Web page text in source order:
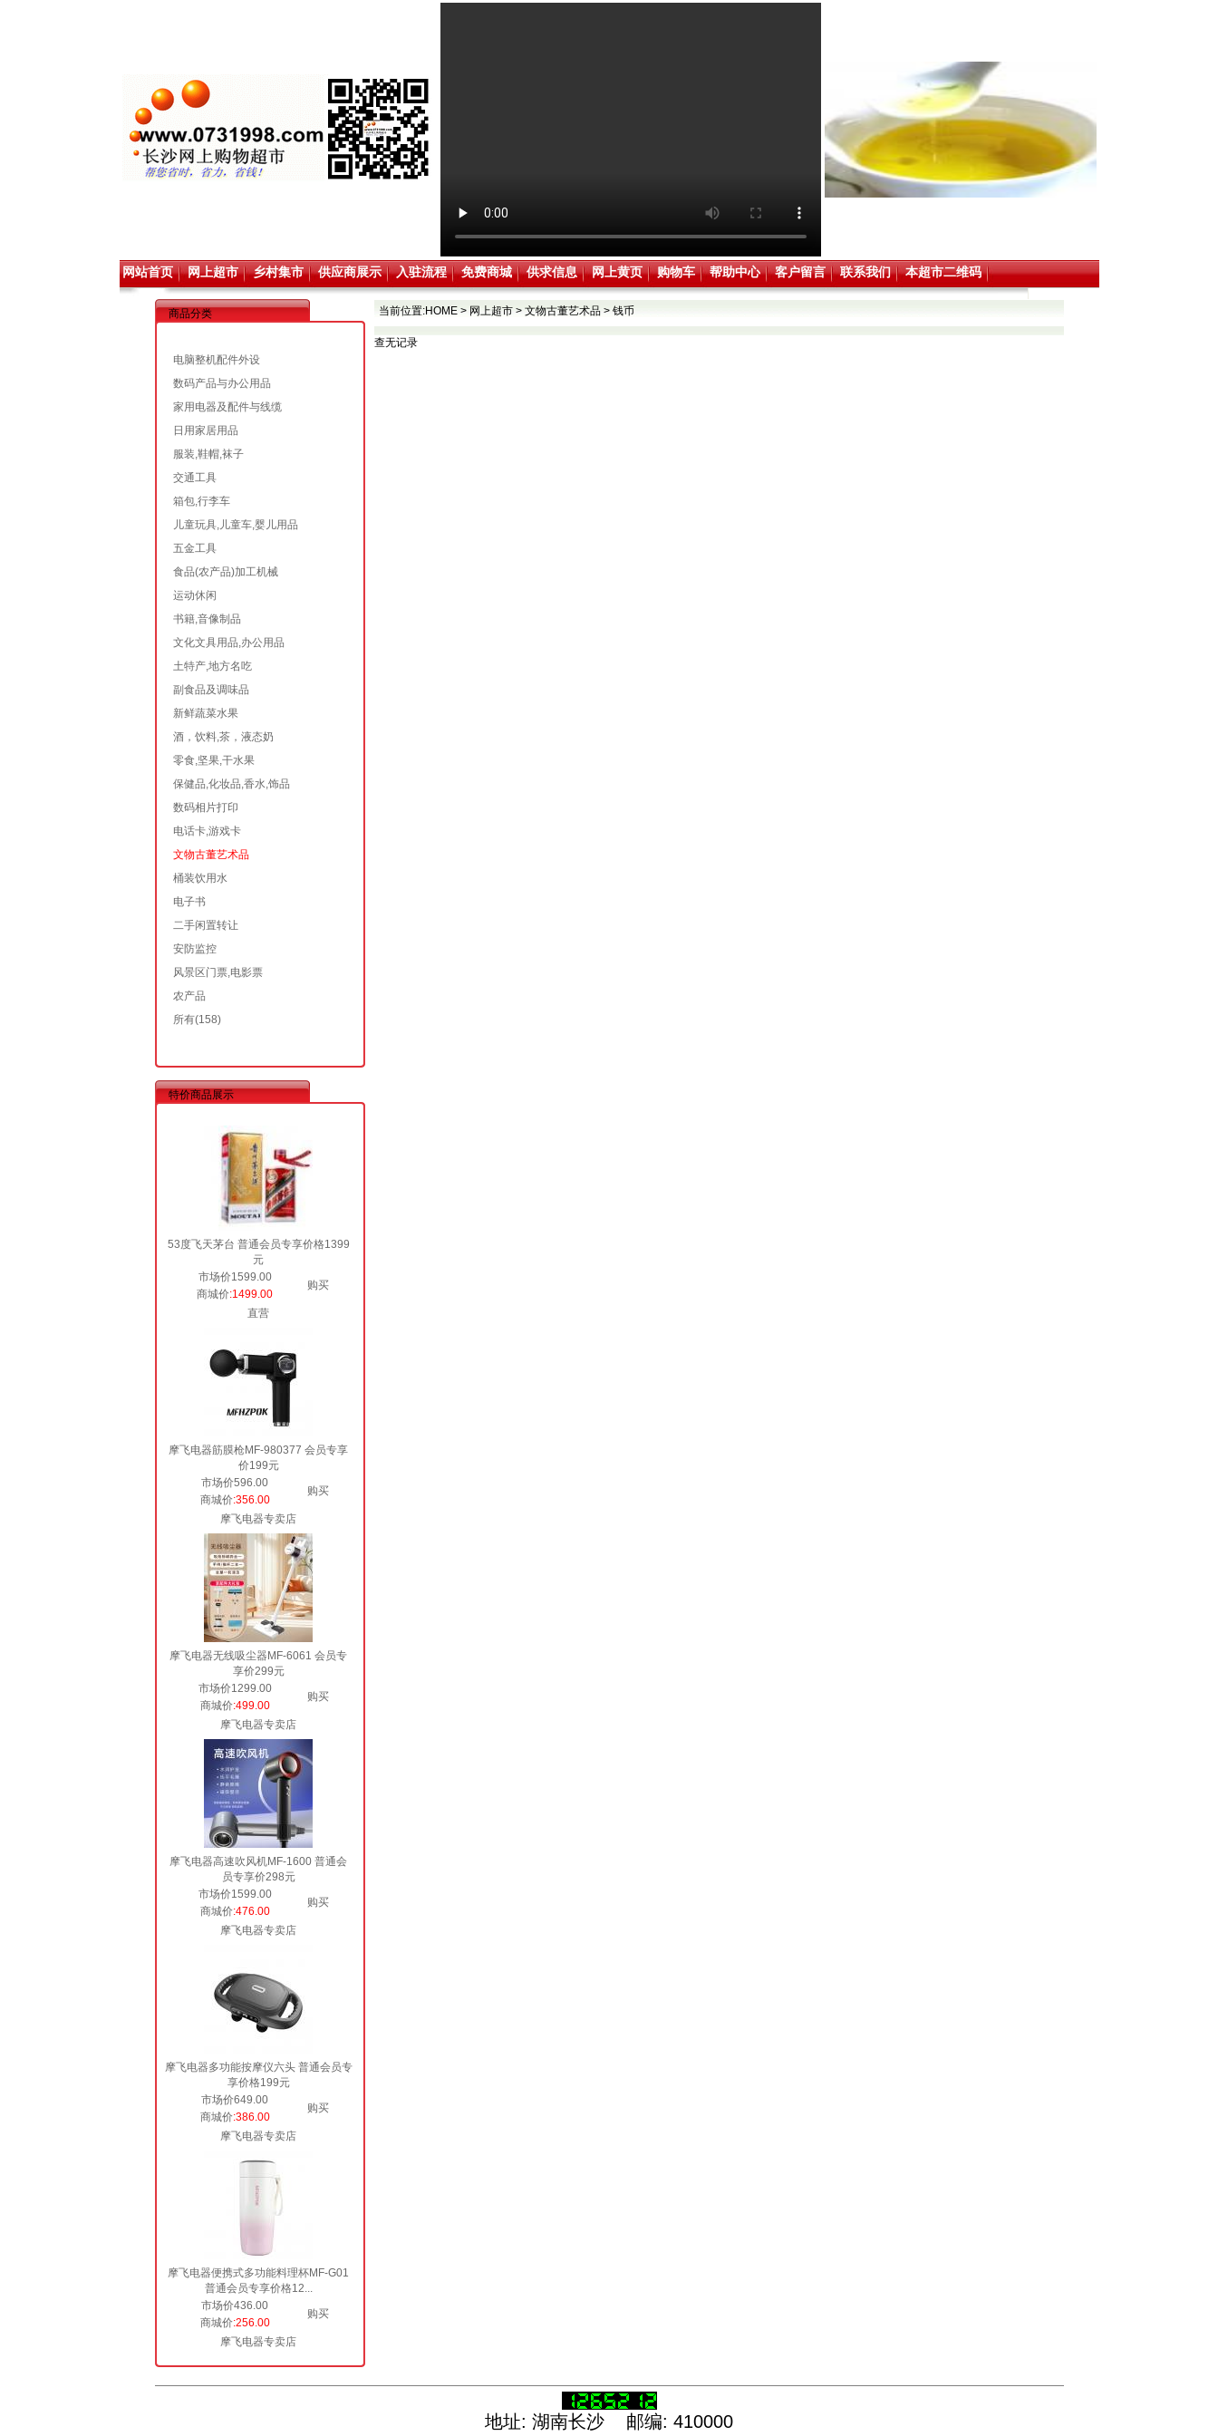
网站首页 网上超市 乡村集市 供应商展示 入驻流程 免费商城 供求信息 网上黄页 购物车 帮助中心 客户留言 联系我们 本超市二维码
商品分类
电脑整机配件外设
数码产品与办公用品
家用电器及配件与线缆
日用家居用品
服装,鞋帽,袜子
交通工具
箱包,行李车
儿童玩具,儿童车,婴儿用品
五金工具
食品(农产品)加工机械
运动休闲
书籍,音像制品
文化文具用品,办公用品
土特产,地方名吃
副食品及调味品
新鲜蔬菜水果
酒，饮料,茶，液态奶
零食,坚果,干水果
保健品,化妆品,香水,饰品
数码相片打印
电话卡,游戏卡
文物古董艺术品
桶装饮用水
电子书
二手闲置转让
安防监控
风景区门票,电影票
农产品
所有(158)
特价商品展示
53度飞天茅台 普通会员专享价格1399
元
市场价1599.00
购买
商城价:1499.00
直营
摩飞电器筋膜枪MF-980377 会员专享
价199元
市场价596.00
购买
商城价:356.00
摩飞电器专卖店
摩飞电器无线吸尘器MF-6061 会员专
享价299元
市场价1299.00
购买
商城价:499.00
摩飞电器专卖店
摩飞电器高速吹风机MF-1600 普通会
员专享价298元
市场价1599.00
购买
商城价:476.00
摩飞电器专卖店
摩飞电器多功能按摩仪六头 普通会员专
享价格199元
市场价649.00
购买
商城价:386.00
摩飞电器专卖店
摩飞电器便携式多功能料理杯MF-G01
普通会员专享价格12...
市场价436.00
购买
商城价:256.00
摩飞电器专卖店
当前位置:HOME> 网上超市> 文物古董艺术品> 钱币
查无记录
地址: 湖南长沙 邮编: 410000